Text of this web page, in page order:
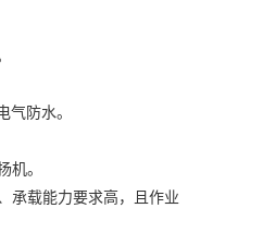
气防水。
机。
承载能力要求高，且作业